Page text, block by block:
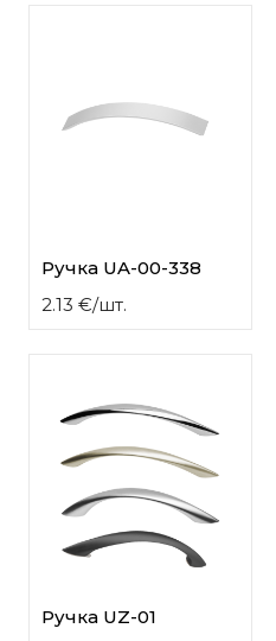
Ручка UA-00-338
2.13 €/шт.
Ручка UZ-01